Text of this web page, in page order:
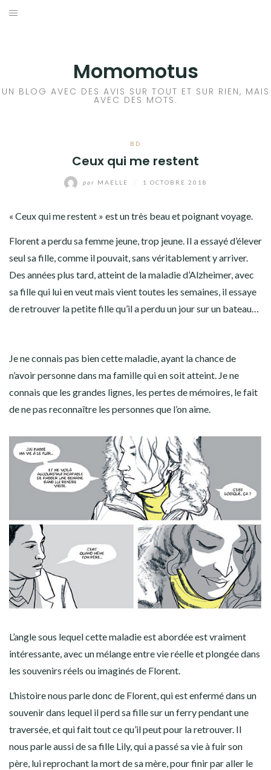
Aller
Momomotus
UN BLOG AVEC DES AVIS SUR TOUT ET SUR RIEN, MAIS
AVEC DES MOTS.
BD
Ceux qui me restent
par MAELLE 1 OCTOBRE 2018
« Ceux qui me restent » est un très beau et poignant voyage.
Florent a perdu sa femme jeune, trop jeune. Il a essayé d’élever
seul sa fille, comme il pouvait, sans véritablement y arriver.
Des années plus tard, atteint de la maladie d’Alzheimer, avec
sa fille qui lui en veut mais vient toutes les semaines, il essaye
de retrouver la petite fille qu’il a perdu un jour sur un bateau…
Je ne connais pas bien cette maladie, ayant la chance de
n’avoir personne dans ma famille qui en soit atteint. Je ne
connais que les grandes lignes, les pertes de mémoires, le fait
de ne pas reconnaître les personnes que l’on aime.
L’angle sous lequel cette maladie est abordée est vraiment
intéressante, avec un mélange entre vie réelle et plongée dans
les souvenirs réels ou imaginés de Florent.
L’histoire nous parle donc de Florent, qui est enfermé dans un
souvenir dans lequel il perd sa fille sur un ferry pendant une
traversée, et qui fait tout ce qu’il peut pour la retrouver. Il
nous parle aussi de sa fille Lily, qui a passé sa vie à fuir son
père, lui reprochant la mort de sa mère, pour finir par aller le
FILM
A PROPOS